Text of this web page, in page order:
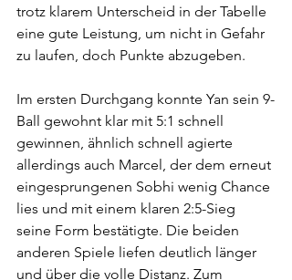
trotz klarem Unterscheid in der Tabelle
eine gute Leistung, um nicht in Gefahr
zu laufen, doch Punkte abzugeben.
Im ersten Durchgang konnte Yan sein 9-
Ball gewohnt klar mit 5:1 schnell
gewinnen, ähnlich schnell agierte
allerdings auch Marcel, der dem erneut
eingesprungenen Sobhi wenig Chance
lies und mit einem klaren 2:5-Sieg
seine Form bestätigte. Die beiden
anderen Spiele liefen deutlich länger
und über die volle Distanz. Zum